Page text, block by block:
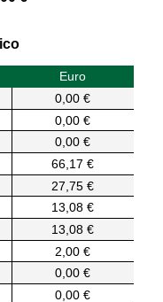
Euro
0,00 €
0,00 €
0,00 €
66,17 €
27,75 €
13,08 €
13,08 €
2,00 €
0,00 €
0,00 €